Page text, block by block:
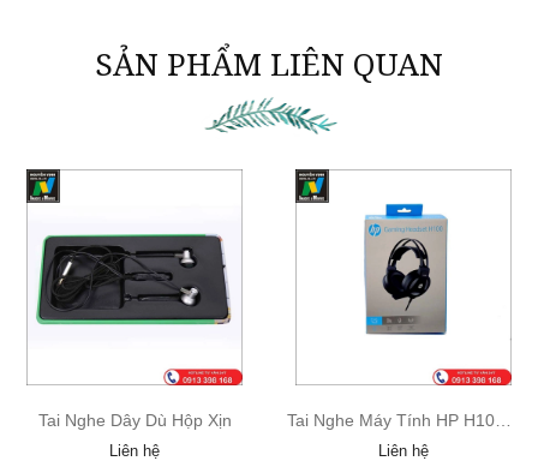
SẢN PHẨM LIÊN QUAN
Tai Nghe Dây Dù Hộp Xịn
Liên hệ Liên hệ